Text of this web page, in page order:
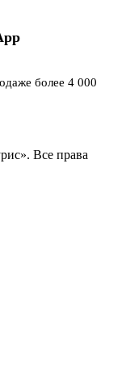
более 4 000
Все права